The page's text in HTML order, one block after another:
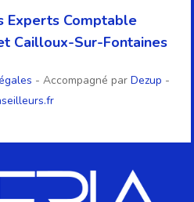
Experts Comptable
Cailloux-Sur-Fontaines
- Accompagné par Dezup -